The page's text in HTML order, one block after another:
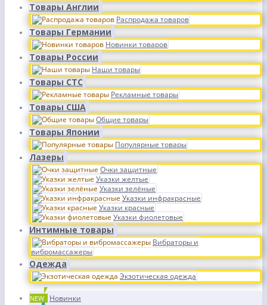
Товары Англии
Распродажа товаров
Товары Германии
Новинки товаров
Товары России
Наши товары
Товары СТС
Рекламные товары
Товары США
Общие товары
Товары Японии
Популярные товары
Лазеры
Очки защитные
Указки желтые
Указки зелёные
Указки инфракрасные
Указки красные
Указки фиолетовые
Интимные товары
Вибраторы и
вибромассажеры
Одежда
Экзотическая одежда
NEW Новинки